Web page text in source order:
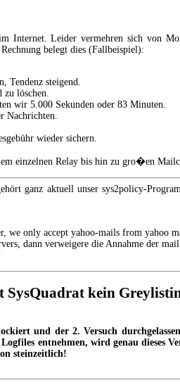
Leider vermehren sich von
belegt dies (Fallbeispiel):
Tendenz steigend.
löschen.
wir 5.000 Sekunden oder 83 Minuten.
Nachrichten.
wieder sichern.
einzelnen Relay bis hin zu gro�en
ganz aktuell unser sys2policy-
only accept yahoo-mails from yahoo
dann verweigere die Annahme der mail.
SysQuadrat kein
und der 2. Versuch
entnehmen, wird genau dieses
steinzeitlich!